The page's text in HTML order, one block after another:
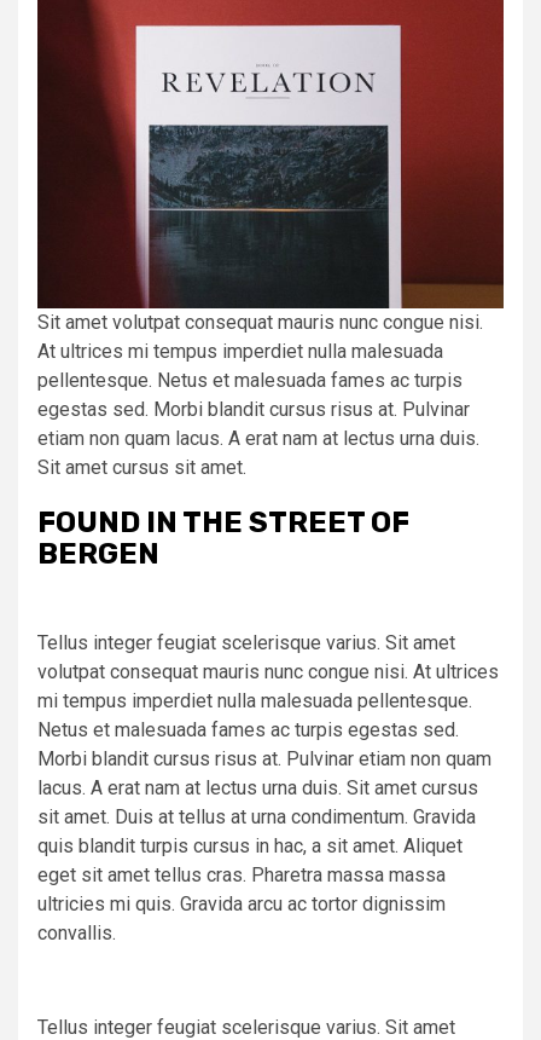
Sit amet volutpat consequat mauris nunc congue nisi.
At ultrices mi tempus imperdiet nulla malesuada
pellentesque. Netus et malesuada fames ac turpis
egestas sed. Morbi blandit cursus risus at. Pulvinar
etiam non quam lacus. A erat nam at lectus urna duis.
Sit amet cursus sit amet.
FOUND IN THE STREET OF
BERGEN
Tellus integer feugiat scelerisque varius. Sit amet
volutpat consequat mauris nunc congue nisi. At ultrices
mi tempus imperdiet nulla malesuada pellentesque.
Netus et malesuada fames ac turpis egestas sed.
Morbi blandit cursus risus at. Pulvinar etiam non quam
lacus. A erat nam at lectus urna duis. Sit amet cursus
sit amet. Duis at tellus at urna condimentum. Gravida
quis blandit turpis cursus in hac, a sit amet. Aliquet
eget sit amet tellus cras. Pharetra massa massa
ultricies mi quis. Gravida arcu ac tortor dignissim
convallis.
Tellus integer feugiat scelerisque varius. Sit amet